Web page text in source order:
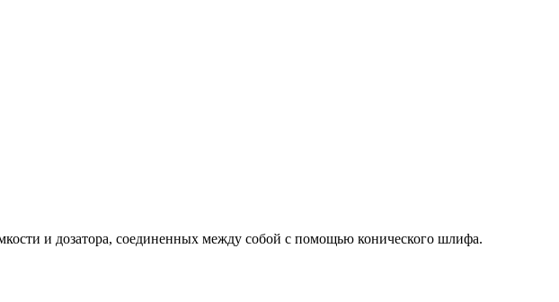
и дозатора, соединенных между собой с помощью конического шлифа.